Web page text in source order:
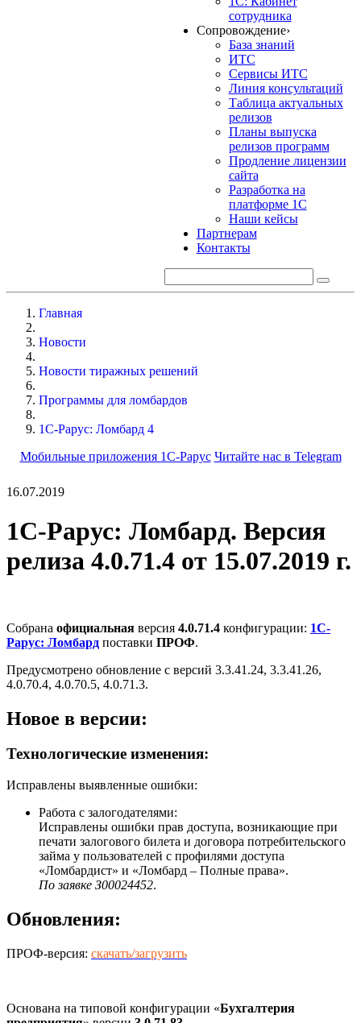
сотрудника
Сопровождение›
База знаний
ИТС
Сервисы ИТС
Линия консультаций
Таблица актуальных
релизов
Планы выпуска
релизов программ
Продление лицензии
сайта
Разработка на
платформе 1С
Наши кейсы
Партнерам
Контакты
Главная
Новости
Новости тиражных решений
Программы для ломбардов
1С-Рарус: Ломбард 4
Мобильные приложения 1С-Рарус Читайте нас в Telegram
16.07.2019
1С-Рарус: Ломбард. Версия
релиза 4.0.71.4 от 15.07.2019 г.
Собрана официальная версия 4.0.71.4 конфигурации: 1С-
Рарус: Ломбард поставки ПРОФ.
Предусмотрено обновление с версий 3.3.41.24, 3.3.41.26,
4.0.70.4, 4.0.70.5, 4.0.71.3.
Новое в версии:
Технологические изменения:
Исправлены выявленные ошибки:
Работа с залогодателями:
Исправлены ошибки прав доступа, возникающие при
печати залогового билета и договора потребительского
займа у пользователей с профилями доступа
«Ломбардист» и «Ломбард – Полные права».
По заявке З00024452.
Обновления:
ПРОФ-версия: скачать/загрузить
Основана на типовой конфигурации «Бухгалтерия